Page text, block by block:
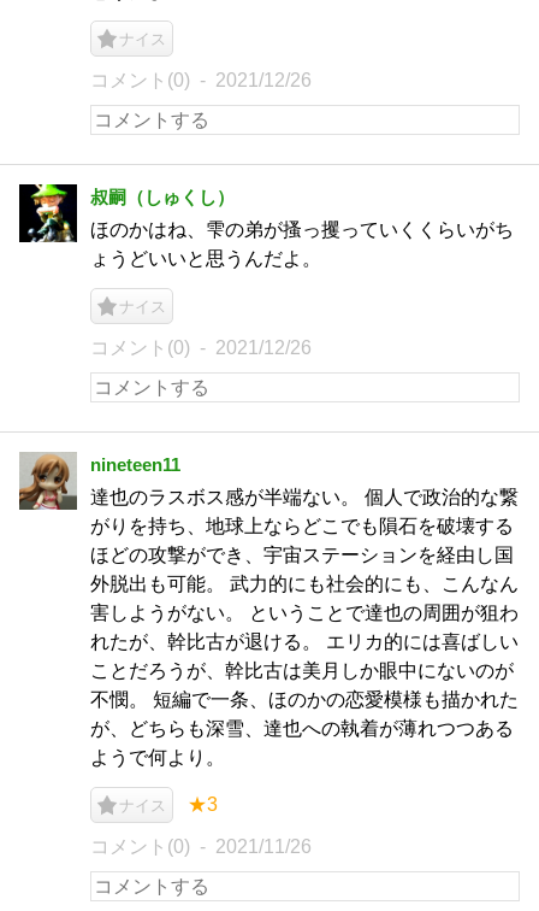
ナイス
コメント(0) 2021/12/26
叔嗣（しゅくし）
ほのかはね、雫の弟が搔っ攫っていくくらいがち
ょうどいいと思うんだよ。
ナイス
コメント(0) 2021/12/26
nineteen11
達也のラスボス感が半端ない。 個人で政治的な繋
がりを持ち、地球上ならどこでも隕石を破壊する
ほどの攻撃ができ、宇宙ステーションを経由し国
外脱出も可能。 武力的にも社会的にも、こんなん
害しようがない。 ということで達也の周囲が狙わ
れたが、幹比古が退ける。 エリカ的には喜ばしい
ことだろうが、幹比古は美月しか眼中にないのが
不憫。 短編で一条、ほのかの恋愛模様も描かれた
が、どちらも深雪、達也への執着が薄れつつある
ようで何より。
ナイス ★3
コメント(0) 2021/11/26